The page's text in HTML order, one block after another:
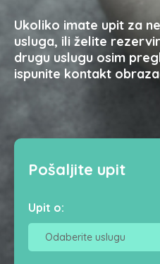
Ukoliko imate upit za
usluga, ili želite
drugu uslugu osim
ispunite kontakt
Pošaljite upit
Upit o: